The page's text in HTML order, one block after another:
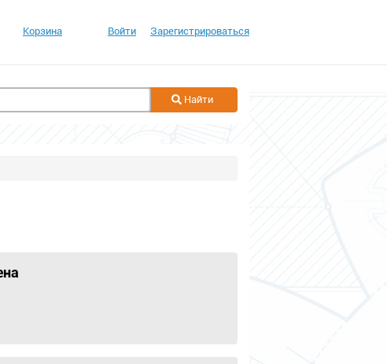
Корзина Войти Зарегистрироваться
Найти